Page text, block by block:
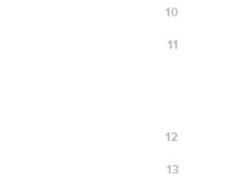
10
11
12
13